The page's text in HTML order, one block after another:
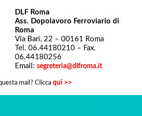
DLF Roma
Ass. Dopolavoro Ferroviario di
Roma
Via Bari, 22 – 00161 Roma
Tel. 06.44180210 – Fax.
06.44180256
Email: segreteria@dlfroma.it
mail? Clicca qui >>